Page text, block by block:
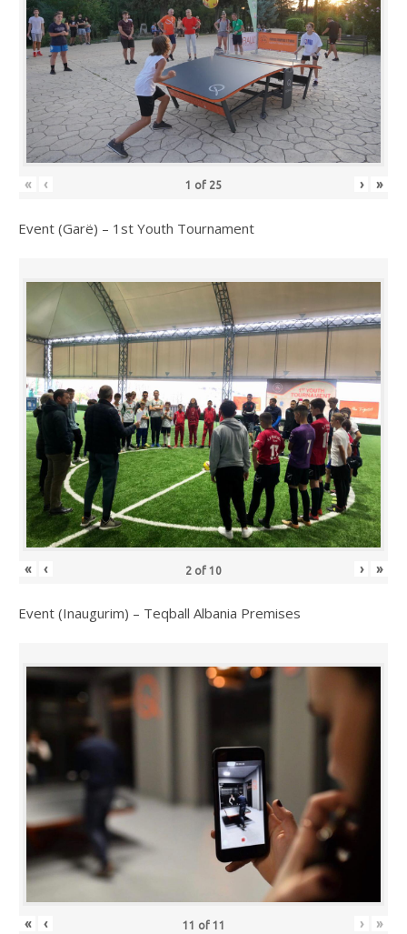
« ‹ 1 of 25 › »
Event (Garë) – 1st Youth Tournament
« ‹ 2 of 10 › »
Event (Inaugurim) – Teqball Albania Premises
« ‹ 11 of 11 › »